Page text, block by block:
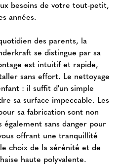
besoins de votre tout-petit,
années.
des parents, la
se distingue par sa
est intuitif et rapide,
sans effort. Le nettoyage
: il suffit d'un simple
sa surface impeccable. Les
sa fabrication sont non
sans danger pour
offrant une tranquillité
choix de la sérénité et de
haute polyvalente.